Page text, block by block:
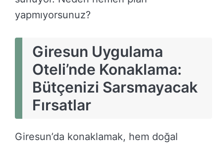
yapmıyorsunuz?
Giresun Uygulama
Oteli’nde Konaklama:
Bütçenizi Sarsmayacak
Fırsatlar
Giresun’da konaklamak, hem doğal